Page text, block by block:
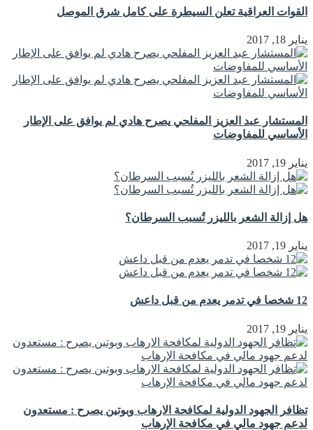
القوات العراقية تعلن السيطرة على كامل شرق الموصل
يناير 18, 2017
المستشار عبد العزيز المفلحي يصرح هادي لم يوافق على الإطار
الأساسي للمفاوضات
يناير 19, 2017
هل إزالة الشعر بالليزر تُسبب السرطان؟
يناير 19, 2017
12 شخصا في تدمر يعدم من قبل داعش
يناير 19, 2017
تظافر الجهود الدولية لمكافحة الارهاب وبوتين يصرح : مستعدون
لدعم جهود مالي في مكافحة الإرهاب